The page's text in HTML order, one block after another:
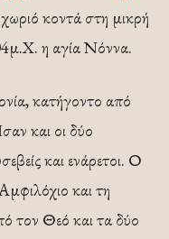
κοντά στη μικρή
η αγία Νόννα.
κατήγοντο από
και οι δύο
και ενάρετοι. Ο
και τη
τον Θεό και τα δύο